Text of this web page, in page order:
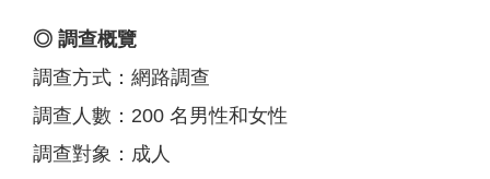
◎ 調查概覽
調查方式：網路調查
調查人數：200 名男性和女性
調查對象：成人